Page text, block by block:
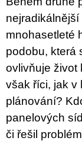
mnohasetleté
podobu, která
ovlivňuje život
však říci, jak v
plánování?
panelových
či řešil